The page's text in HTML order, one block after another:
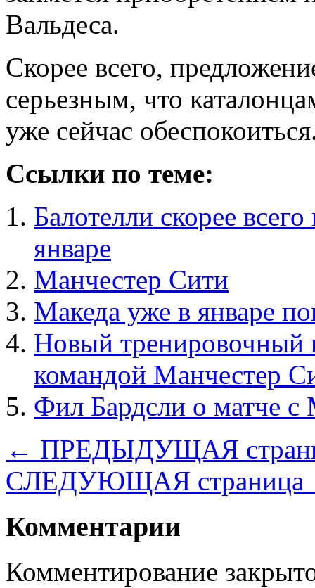
Вальдеса.
Скорее всего,
серьезным, что
уже сейчас
Ссылки по теме:
Балотелли скорее
январе
Манчестер Сити
Македа уже в январе
Новый тренировочный
командой Манчестер
Фил Бардсли о матче с
← ПРЕДЫДУЩАЯ
СЛЕДУЮЩАЯ
Комментарии
Комментирование